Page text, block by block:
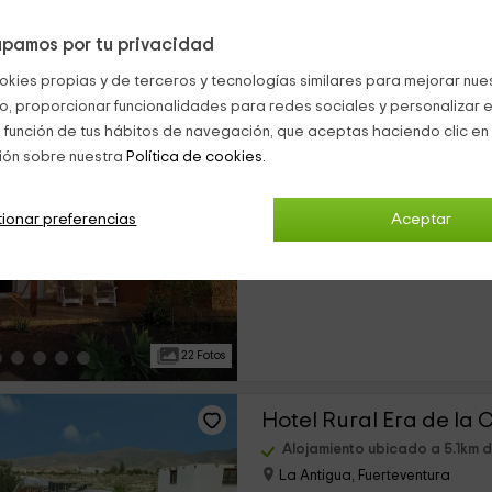
por tu privacidad
propias y de terceros y tecnologías similares para mejorar
proporcionar funcionalidades para redes sociales y personalizar
de tus hábitos de navegación, que aceptas haciendo clic
sobre nuestra Política de cookies.
Aceptar
preferencias
22 Fotos
Casa de Nico
0 opiniones
Hotel Rural Era de la
Alojamiento ubicado a 5.1km
La Antigua, Fuerteventura